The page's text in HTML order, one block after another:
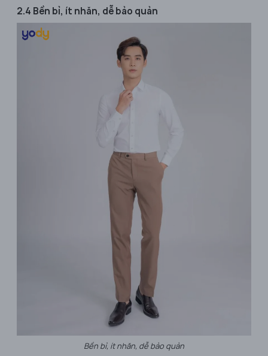
2.4 Bền bỉ, ít nhăn, dễ bảo quản
Bền bỉ, ít nhăn, dễ bảo quản